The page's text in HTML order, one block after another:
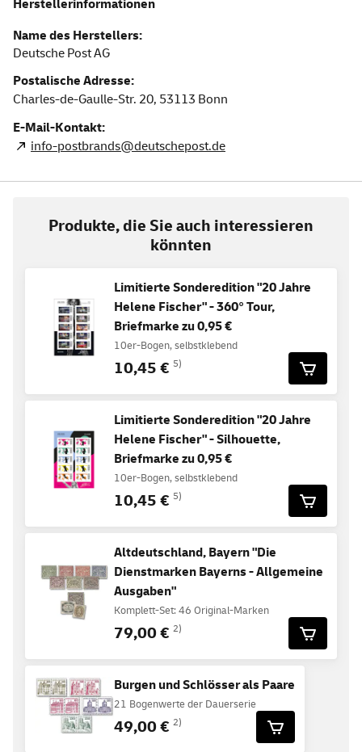
Herstellerinformationen
Name des Herstellers:
Deutsche Post AG
Postalische Adresse:
Charles-de-Gaulle-Str. 20, 53113 Bonn
E-Mail-Kontakt:
info-postbrands@deutschepost.de
Produkte, die Sie auch interessieren
könnten
Limitierte Sonderedition "20 Jahre
Helene Fischer" - 360° Tour,
Briefmarke zu 0,95 €
10er-Bogen, selbstklebend
10,45 € 5)
Limitierte Sonderedition "20 Jahre
Helene Fischer" - Silhouette,
Briefmarke zu 0,95 €
10er-Bogen, selbstklebend
10,45 € 5)
Altdeutschland, Bayern "Die
Dienstmarken Bayerns - Allgemeine
Ausgaben"
Komplett-Set: 46 Original-Marken
79,00 € 2)
Burgen und Schlösser als Paare
21 Bogenwerte der Dauerserie
49,00 € 2)